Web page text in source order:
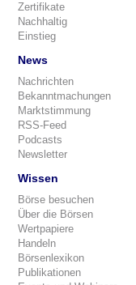
Zertifikate
Nachhaltig
Einstieg
News
Nachrichten
Bekanntmachungen
Marktstimmung
RSS-Feed
Podcasts
Newsletter
Wissen
Börse besuchen
Über die Börsen
Wertpapiere
Handeln
Börsenlexikon
Publikationen